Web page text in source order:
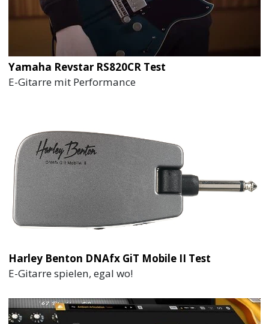
Yamaha Revstar RS820CR Test
E-Gitarre mit Performance
Harley Benton DNAfx GiT Mobile II Test
E-Gitarre spielen, egal wo!